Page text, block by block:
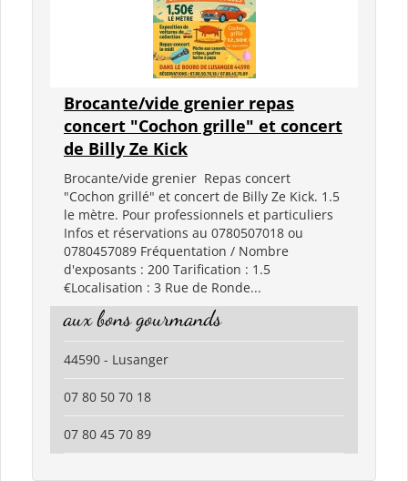
Brocante/vide grenier repas
concert "Cochon grille" et concert
de Billy Ze Kick
Brocante/vide grenier Repas concert
"Cochon grillé" et concert de Billy Ze Kick. 1.5
le mètre. Pour professionnels et particuliers
Infos et réservations au 0780507018 ou
0780457089 Fréquentation / Nombre
d'exposants : 200 Tarification : 1.5
€Localisation : 3 Rue de Ronde...
aux bons gourmands
44590 - Lusanger
07 80 50 70 18
07 80 45 70 89